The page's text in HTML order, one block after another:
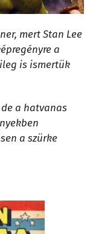
mert Stan Lee
a
is ismertük
a hatvanas
a szürke